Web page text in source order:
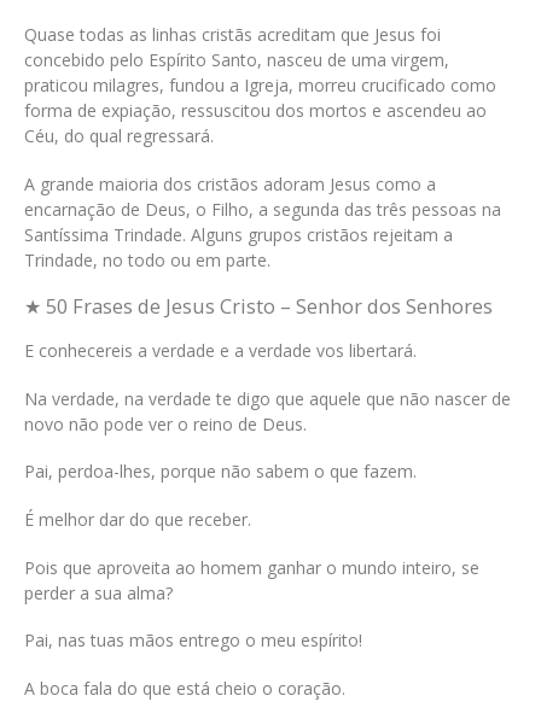
Quase todas as linhas cristãs acreditam que Jesus foi
concebido pelo Espírito Santo, nasceu de uma virgem,
praticou milagres, fundou a Igreja, morreu crucificado como
forma de expiação, ressuscitou dos mortos e ascendeu ao
Céu, do qual regressará.
A grande maioria dos cristãos adoram Jesus como a
encarnação de Deus, o Filho, a segunda das três pessoas na
Santíssima Trindade. Alguns grupos cristãos rejeitam a
Trindade, no todo ou em parte.
★ 50 Frases de Jesus Cristo – Senhor dos Senhores
E conhecereis a verdade e a verdade vos libertará.
Na verdade, na verdade te digo que aquele que não nascer de
novo não pode ver o reino de Deus.
Pai, perdoa-lhes, porque não sabem o que fazem.
É melhor dar do que receber.
Pois que aproveita ao homem ganhar o mundo inteiro, se
perder a sua alma?
Pai, nas tuas mãos entrego o meu espírito!
A boca fala do que está cheio o coração.